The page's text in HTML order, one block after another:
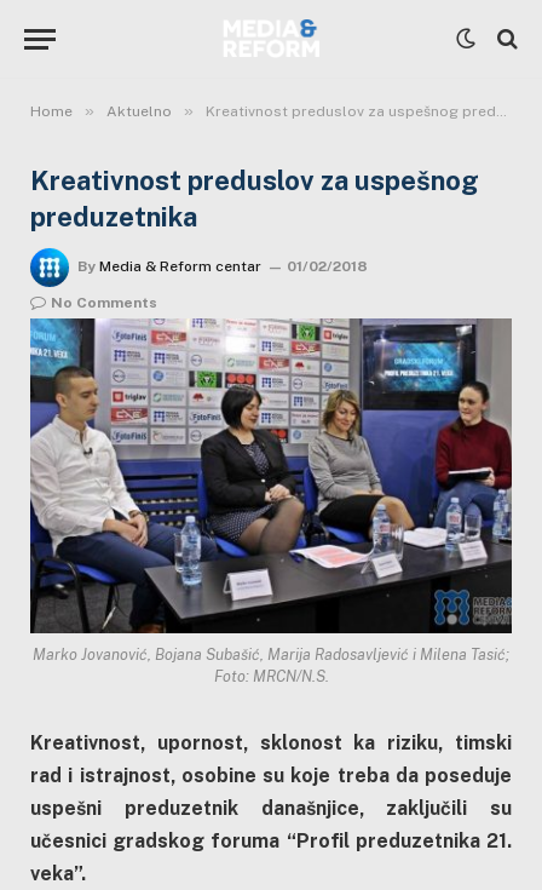
Home » Aktuelno » Kreativnost preduslov za uspešnog preduzetnika
Kreativnost preduslov za uspešnog
preduzetnika
By Media & Reform centar 01/02/2018
No Comments
Marko Jovanović, Bojana Subašić, Marija Radosavljević i Milena Tasić;
Foto: MRCN/N.S.
Kreativnost, upornost, sklonost ka riziku, timski
rad i istrajnost, osobine su koje treba da poseduje
uspešni preduzetnik današnjice, zaključili su
učesnici gradskog foruma “Profil preduzetnika 21.
veka”.